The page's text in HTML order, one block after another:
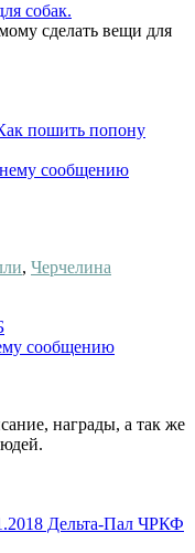
собак.
сделать вещи для
пошить попону
сообщению
, Черчелина
сообщению
награды, а так же
Дельта-Пал ЧРКФ